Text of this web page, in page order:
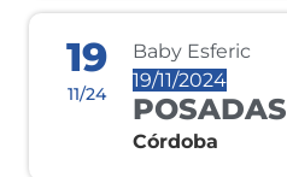
19
11/24
Baby Esferic
19/11/2024
POSADAS
Córdoba